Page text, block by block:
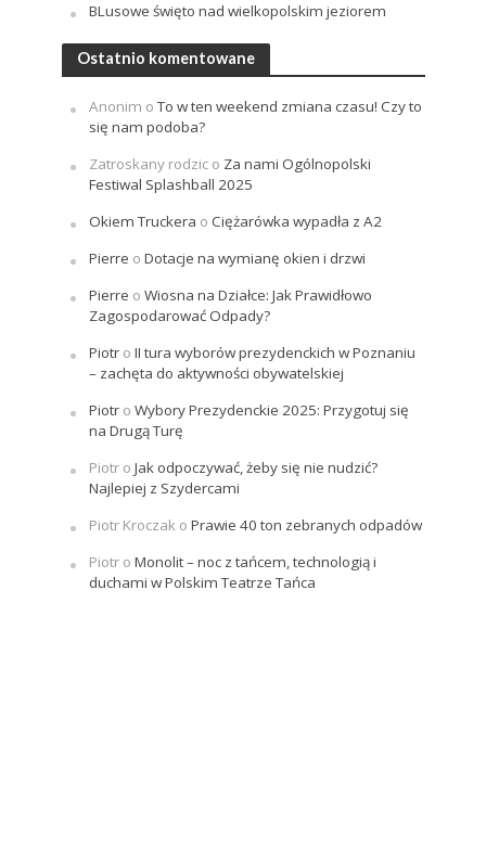
BLusowe święto nad wielkopolskim jeziorem
Ostatnio komentowane
Anonim oTo w ten weekend zmiana czasu! Czy to
się nam podoba?
Zatroskany rodzico Za nami Ogólnopolski
Festiwal Splashball 2025
Okiem Truckera o Ciężarówka wypadła z A2
Pierre o Dotacje na wymianę okien i drzwi
Pierre o Wiosna na Działce: Jak Prawidłowo
Zagospodarować Odpady?
Piotro II tura wyborów prezydenckich w Poznaniu
– zachęta do aktywności obywatelskiej
Piotro Wybory Prezydenckie 2025: Przygotuj się
na Drugą Turę
Piotro Jak odpoczywać, żeby się nie nudzić?
Najlepiej z Szydercami
Piotr Kroczako Prawie 40 ton zebranych odpadów
Piotro Monolit – noc z tańcem, technologią i
duchami w Polskim Teatrze Tańca